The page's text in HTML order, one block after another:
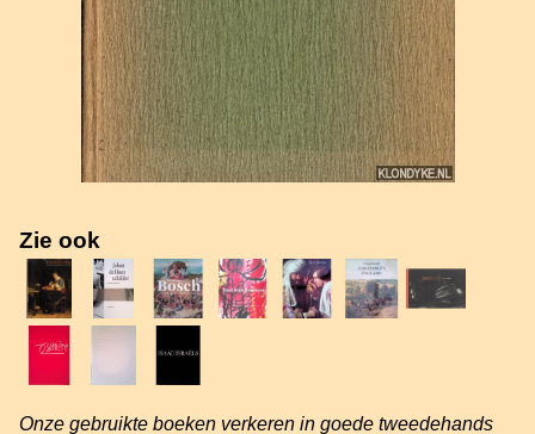
Zie ook
Onze gebruikte boeken verkeren in goede tweedehands